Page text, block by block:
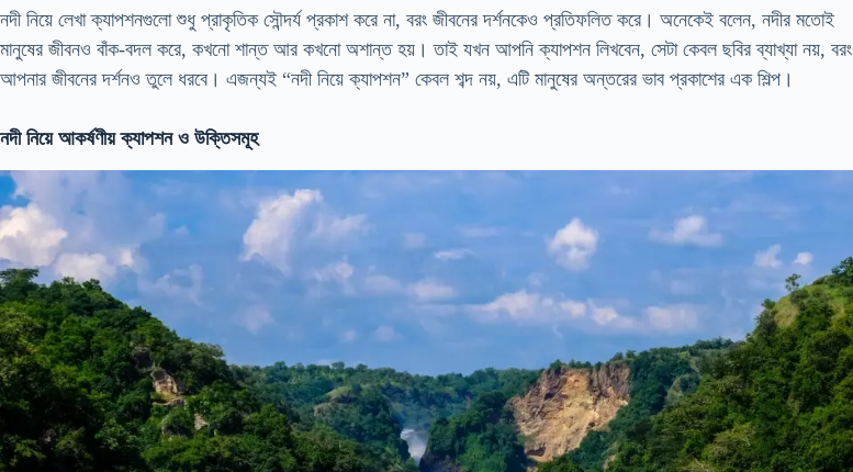
নদী নিয়ে লেখা ক্যাপশনগুলো শুধু প্রাকৃতিক সৌন্দর্য প্রকাশ করে না, বরং জীবনের দর্শনকেও প্রতিফলিত করে। অনেকেই বলেন, নদীর মতোই
মানুষের জীবনও বাঁক-বদল করে, কখনো শান্ত আর কখনো অশান্ত হয়। তাই যখন আপনি ক্যাপশন লিখবেন, সেটা কেবল ছবির ব্যাখ্যা নয়, বরং
আপনার জীবনের দর্শনও তুলে ধরবে। এজন্যই “নদী নিয়ে ক্যাপশন” কেবল শব্দ নয়, এটি মানুষের অন্তরের ভাব প্রকাশের এক শিল্প।
নদী নিয়ে আকর্ষণীয় ক্যাপশন ও উক্তিসমূহ